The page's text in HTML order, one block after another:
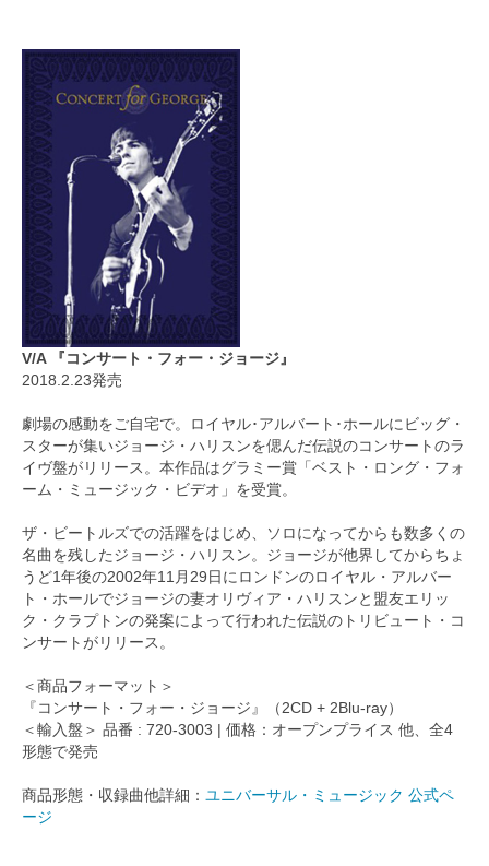
V/A 『コンサート・フォー・ジョージ』
2018.2.23発売
劇場の感動をご自宅で。ロイヤル･アルバート･ホールにビッグ・
スターが集いジョージ・ハリスンを偲んだ伝説のコンサートのラ
イヴ盤がリリース。本作品はグラミー賞「ベスト・ロング・フォ
ーム・ミュージック・ビデオ」を受賞。
ザ・ビートルズでの活躍をはじめ、ソロになってからも数多くの
名曲を残したジョージ・ハリスン。ジョージが他界してからちょ
うど1年後の2002年11月29日にロンドンのロイヤル・アルバー
ト・ホールでジョージの妻オリヴィア・ハリスンと盟友エリッ
ク・クラプトンの発案によって行われた伝説のトリビュート・コ
ンサートがリリース。
＜商品フォーマット＞
『コンサート・フォー・ジョージ』（2CD + 2Blu-ray）
＜輸入盤＞ 品番 : 720-3003 | 価格：オープンプライス 他、全4
形態で発売
商品形態・収録曲他詳細： ユニバーサル・ミュージック 公式ペ
ージ